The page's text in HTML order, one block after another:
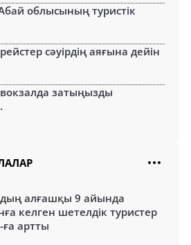
облысының туристік
сәуірдің аяғына дейін
затыңызды
алғашқы 9 айында
келген шетелдік туристер
артты